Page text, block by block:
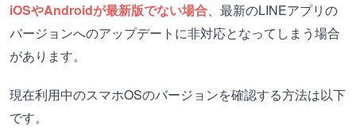
iOSやAndroidが最新版でない場合、最新のLINEアプリの
バージョンへのアップデートに非対応となってしまう場合
があります。
現在利用中のスマホOSのバージョンを確認する方法は以下
です。